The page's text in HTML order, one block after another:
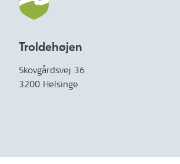
Troldehøjen
Skovgårdsvej 36
3200 Helsinge